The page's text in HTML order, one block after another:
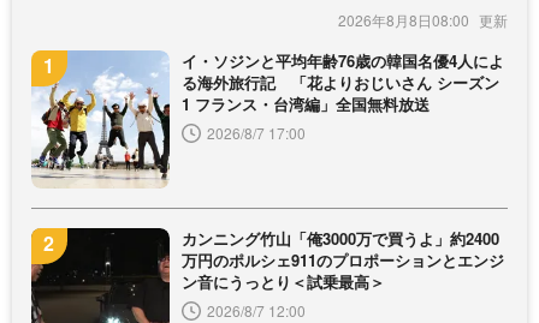
2026年8月8日08:00
イ・ソジンと平均年齢76歳の韓国名優4人によ
る海外旅行記 「花よりおじいさん シーズン
1 フランス・台湾編」全国無料放送
2026/8/7 17:00
カンニング竹山「俺3000万で買うよ」約2400
万円のポルシェ911のプロポーションとエンジ
ン音にうっとり＜試乗最高＞
2026/8/7 12:00